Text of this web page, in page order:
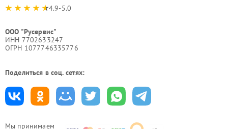
Мы принимаем
4.9-5.0
ООО "Русервис"
ИНН 7702633247
ОГРН 1077746335776
Поделиться в соц. сетях: